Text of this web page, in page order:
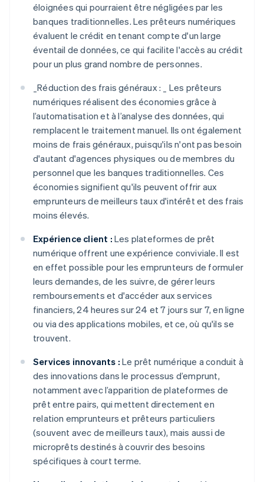
éloignées qui pourraient être négligées par les
banques traditionnelles. Les prêteurs numériques
évaluent le crédit en tenant compte d'un large
éventail de données, ce qui facilite l'accès au crédit
pour un plus grand nombre de personnes.
_Réduction des frais généraux : _
Les prêteurs
numériques réalisent des économies grâce à
l’automatisation et à l’analyse des données, qui
remplacent le traitement manuel. Ils ont également
moins de frais généraux, puisqu'ils n'ont pas besoin
d'autant d'agences physiques ou de membres du
personnel que les banques traditionnelles. Ces
économies signifient qu'ils peuvent offrir aux
emprunteurs de meilleurs taux d'intérêt et des frais
moins élevés.
Expérience client : Les plateformes de prêt
numérique offrent une expérience conviviale. Il est
en effet possible pour les emprunteurs de formuler
leurs demandes, de les suivre, de gérer leurs
remboursements et d'accéder aux services
financiers, 24 heures sur 24 et 7 jours sur 7, en ligne
ou via des applications mobiles, et ce, où qu'ils se
trouvent.
Services innovants : Le prêt numérique a conduit à
des innovations dans le processus d’emprunt,
notamment avec l’apparition de plateformes de
prêt entre pairs, qui mettent directement en
relation emprunteurs et prêteurs particuliers
(souvent avec de meilleurs taux), mais aussi de
microprêts destinés à couvrir des besoins
spécifiques à court terme.